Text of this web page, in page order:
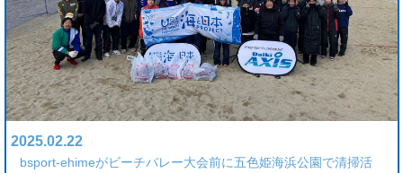
2025.02.22
bsport-ehimeがビーチバレー大会前に五色姫海浜公園で清掃活